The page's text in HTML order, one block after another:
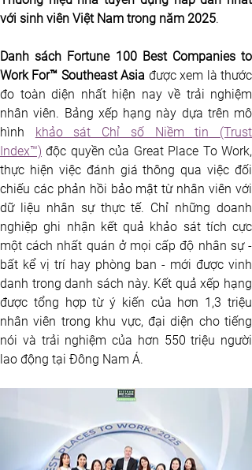
với sinh viên Việt Nam trong năm 2025.
Danh sách Fortune 100 Best Companies to
Work For™ Southeast Asia được xem là thước
đo toàn diện nhất hiện nay về trải nghiệm
nhân viên. Bảng xếp hạng này dựa trên mô
hình
khảo sát Chỉ số Niềm tin (Trust
Index™) độc quyền của Great Place To Work,
thực hiện việc đánh giá thông qua việc đối
chiếu các phản hồi bảo mật từ nhân viên với
dữ liệu nhân sự thực tế. Chỉ những doanh
nghiệp ghi nhận kết quả khảo sát tích cực
một cách nhất quán ở mọi cấp độ nhân sự -
bất kể vị trí hay phòng ban - mới được vinh
danh trong danh sách này. Kết quả xếp hạng
được tổng hợp từ ý kiến của hơn 1,3 triệu
nhân viên trong khu vực, đại diện cho tiếng
nói và trải nghiệm của hơn 550 triệu người
lao động tại Đông Nam Á.